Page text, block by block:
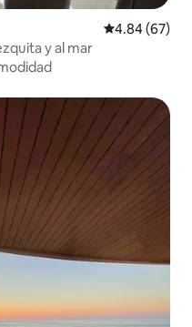
Calificación
4.84 (67)
y al mar